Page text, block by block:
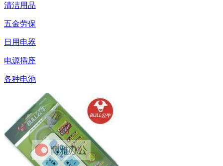
清洁用品
五金劳保
日用电器
电源插座
各种电池